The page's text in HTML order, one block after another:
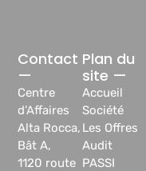
Plan du
site —
Accueil
Société
Les Offres
Audit
PASSI
Contact
—
Centre
d’Affaires
Alta Rocca,
Bât A,
1120 route